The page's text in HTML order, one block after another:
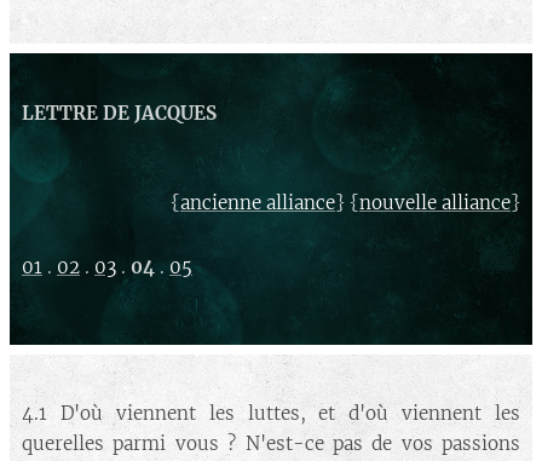
LETTRE DE JACQUES
{ancienne alliance} {nouvelle alliance}
01 . 02 . 03 . 04 . 05
4.1 D'où viennent les luttes, et d'où viennent les
querelles parmi vous ? N'est-ce pas de vos passions